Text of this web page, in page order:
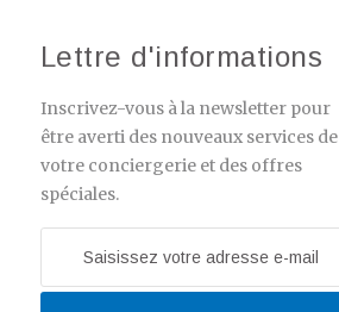
Lettre d'informations
Inscrivez-vous à la newsletter pour
être averti des nouveaux services de
votre conciergerie et des offres
spéciales.